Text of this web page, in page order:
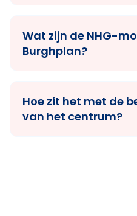
Wat zijn de NHG-
Burghplan?
Hoe zit het met de
van het centrum?